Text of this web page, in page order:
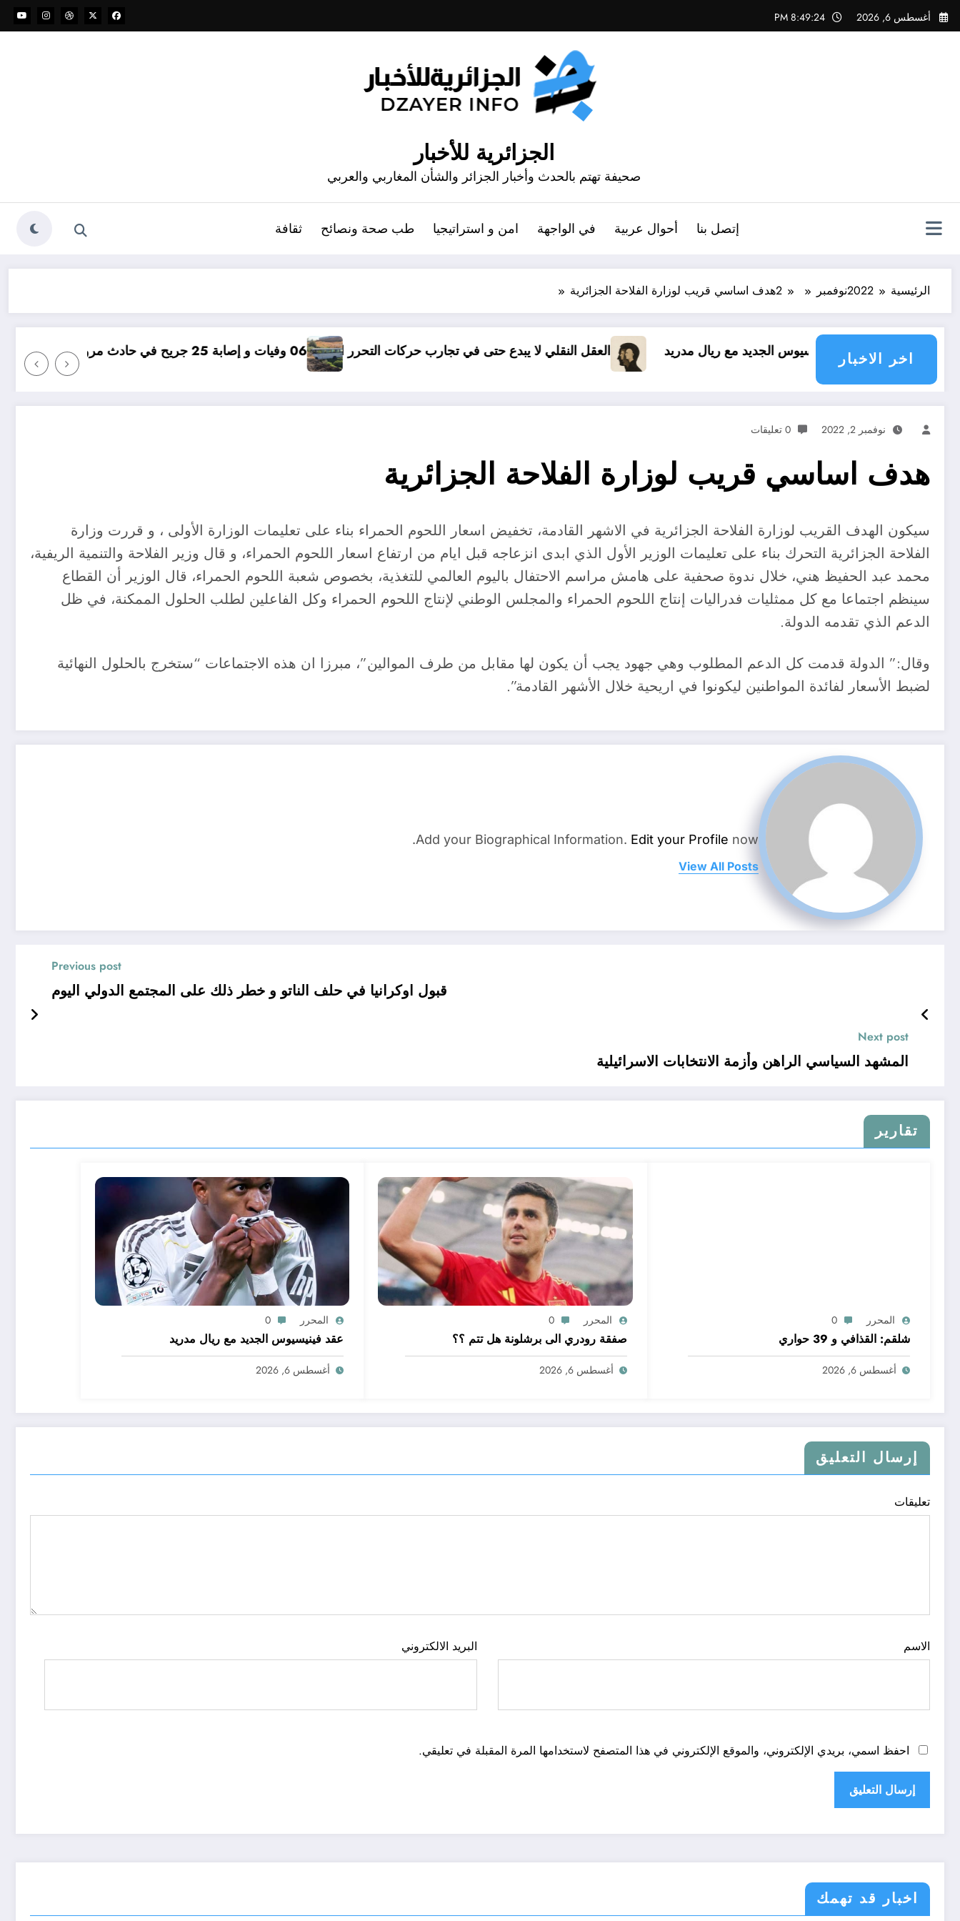
التجاوز
إلى
أغسطس 6, 2026 8:49:25 PM
الجزائرية للأخبار
صحيفة تهتم بالحدث وأخبار الجزائر والشأن المغاربي والعربي
إتصل بنا أحوال عربية في الواجهة امن و استراتيجيا طب صحة ونصائح ثقافة
الرئيسية 2022نوفمبر 2هدف اساسي قريب لوزارة الفلاحة الجزائرية
اخر الاخبار
فينيسيوس الجديد مع ريال مدريد العقل النقلي لا يبدع حتى في تجارب حركات التحرر الوطني06 وفيات و إصابة 25 جريح في حادث مرور بقسنطينة مؤامرة فينيسيوس
نوفمبر 2, 2022 0 تعليقات
هدف اساسي قريب لوزارة الفلاحة الجزائرية
سيكون الهدف القريب لوزارة الفلاحة الجزائرية في الاشهر القادمة، تخفيض اسعار اللحوم الحمراء بناء على تعليمات الوزارة الأولى ، و قررت وزارة
الفلاحة الجزائرية التحرك بناء على تعليمات الوزير الأول الذي ابدى انزعاجه قبل ايام من ارتفاع اسعار اللحوم الحمراء، و قال وزير الفلاحة والتنمية الريفية،
محمد عبد الحفيظ هني، خلال ندوة صحفية على هامش مراسم الاحتفال باليوم العالمي للتغذية، بخصوص شعبة اللحوم الحمراء، قال الوزير أن القطاع
سينظم اجتماعا مع كل ممثليات فدراليات إنتاج اللحوم الحمراء والمجلس الوطني لإنتاج اللحوم الحمراء وكل الفاعلين لطلب الحلول الممكنة، في ظل
الدعم الذي تقدمه الدولة.
وقال:” الدولة قدمت كل الدعم المطلوب وهي جهود يجب أن يكون لها مقابل من طرف الموالين”، مبرزا ان هذه الاجتماعات “ستخرج بالحلول النهائية
لضبط الأسعار لفائدة المواطنين ليكونوا في اريحية خلال الأشهر القادمة”.
Add your Biographical Information. Edit your Profile now.
View All Posts
Previous post
قبول اوكرانيا في حلف الناتو و خطر ذلك على المجتمع الدولي اليوم
Next post
المشهد السياسي الراهن وأزمة الانتخابات الاسرائيلية
تقارير
المحرر 0
شلقم: القذافي و 39 حواري
أغسطس 6, 2026
المحرر 0
صفقة رودري الى برشلونة هل تتم ؟؟
أغسطس 6, 2026
المحرر 0
عقد فينيسيوس الجديد مع ريال مدريد
أغسطس 6, 2026
إرسال التعليق
تعليقات
الاسم البريد الالكتروني
احفظ اسمي، بريدي الإلكتروني، والموقع الإلكتروني في هذا المتصفح لاستخدامها المرة المقبلة في تعليقي.
اخبار قد تهمك